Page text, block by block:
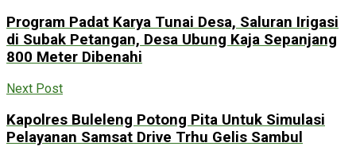
Program Padat Karya Tunai Desa, Saluran Irigasi
di Subak Petangan, Desa Ubung Kaja Sepanjang
800 Meter Dibenahi
Next Post
Kapolres Buleleng Potong Pita Untuk Simulasi
Pelayanan Samsat Drive Trhu Gelis Sambul